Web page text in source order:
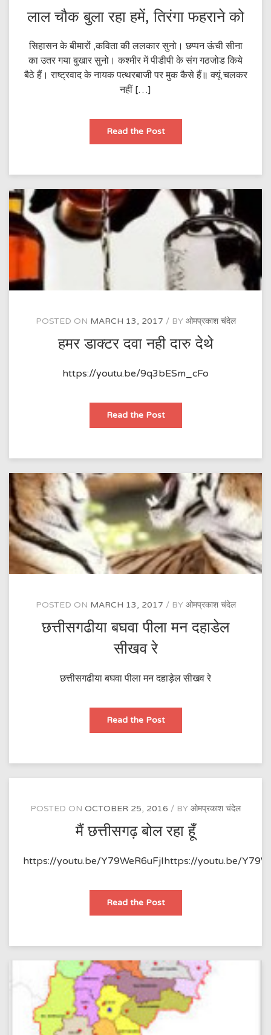
लाल चौक बुला रहा हमें, तिरंगा फहराने को
सिहासन के बीमारों ,कविता की ललकार सुनो। छप्पन ऊंची सीना
का उतर गया बुखार सुनो। कश्मीर में पीडीपी के संग गठजोड किये
बैठे हैं। राष्ट्रवाद के नायक पत्थरबाजी पर मुक कैसे हैं॥ क्यूं चलकर
नहीं […]
Read the Postलाल
बुला
तिरंगा
को
POSTED ON MARCH 13, 2017 BY ओमप्रकाश चंदेल
हमर डाक्टर दवा नही दारु देथे
https://youtu.be/9q3bESm_cFo
Read the Postहमर
दवा
देथे
POSTED ON MARCH 13, 2017 BY ओमप्रकाश चंदेल
छत्तीसगढीया बघवा पीला मन दहाडेल
सीखव रे
छत्तीसगढीया बघवा पीला मन दहाड़ेल सीखव रे
Read the Postछत्तीसगढीया
पीला
सीखव
POSTED ON OCTOBER 25, 2016 BY ओमप्रकाश चंदेल
मैं छत्तीसगढ़ बोल रहा हूँ
https://youtu.be/Y79WeR6uFjIhttps://youtu.be/
Read the Postमैं
बोल